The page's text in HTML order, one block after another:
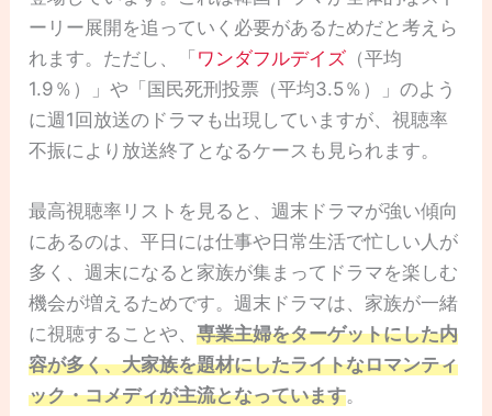
ーリー展開を追っていく必要があるためだと考えら
れます。ただし、「 ワンダフルデイズ （平均
1.9％）」や「国民死刑投票（平均3.5％）」のよう
に週1回放送のドラマも出現していますが、視聴率
不振により放送終了となるケースも見られます。
最高視聴率リストを見ると、週末ドラマが強い傾向
にあるのは、平日には仕事や日常生活で忙しい人が
多く、週末になると家族が集まってドラマを楽しむ
機会が増えるためです。週末ドラマは、家族が一緒
に視聴することや、専業主婦をターゲットにした内
容が多く、大家族を題材にしたライトなロマンティ
ック・コメディが主流となっています。